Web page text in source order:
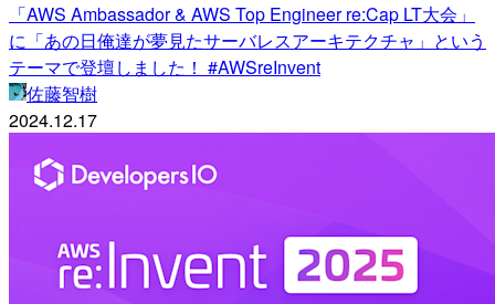
「AWS Ambassador & AWS Top Engineer re:Cap LT大会」
に「あの日俺達が夢見たサーバレスアーキテクチャ」という
テーマで登壇しました！ #AWSreInvent
佐藤智樹
2024.12.17